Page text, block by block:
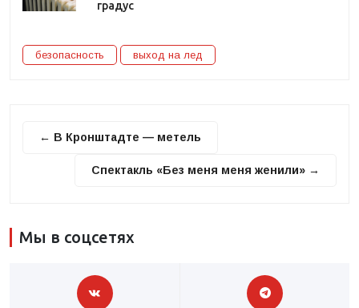
градус
безопасность выход на лед
← В Кронштадте — метель
Спектакль «Без меня меня женили» →
Мы в соцсетях